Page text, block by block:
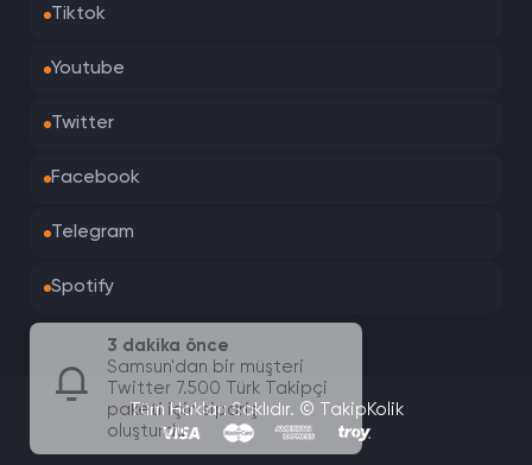
Tiktok
Youtube
Twitter
Facebook
Telegram
Spotify
Tüm Hakları Saklıdır. © TakipKolik
3 dakika önce
Samsun'dan bir müşteri
Twitter 7.500 Türk Takipçi
paketi için sipariş
oluşturdu.